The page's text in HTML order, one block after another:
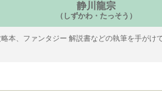
静川龍宗
（しずかわ・たっそう）
本、ファンタジー 解説書などの執筆を手がけ